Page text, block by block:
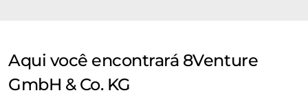
Aqui você encontrará 8Venture
GmbH & Co. KG